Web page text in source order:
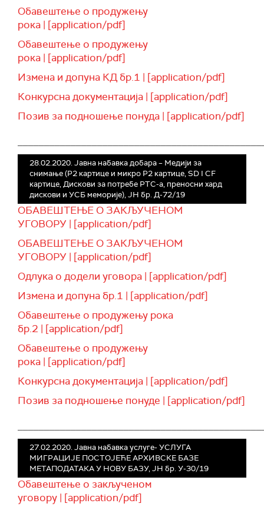
Обавештење о продужењу
рока | [application/pdf]
Обавештење о продужењу
рока | [application/pdf]
Измена и допуна КД бр.1 | [application/pdf]
Конкурсна документација | [application/pdf]
Позив за подношење понуда | [application/pdf]
28.02.2020. Јавна набавка добара – Медији за
снимање (Р2 картице и микро Р2 картице, SD I CF
картице, Дискови за потребе РТС-а, преносни хард
дискови и УСБ меморије), ЈН бр. Д-72/19
ОБАВЕШТЕЊЕ О ЗАКЉУЧЕНОМ
УГОВОРУ | [application/pdf]
ОБАВЕШТЕЊЕ О ЗАКЉУЧЕНОМ
УГОВОРУ | [application/pdf]
Одлука о додели уговора | [application/pdf]
Измена и допуна бр.1 | [application/pdf]
Обавештење о продужењу рока
бр.2 | [application/pdf]
Обавештење о продужењу
рока | [application/pdf]
Конкурсна документација | [application/pdf]
Позив за подношење понуде | [application/pdf]
27.02.2020. Јавна набавка услуге- УСЛУГА
МИГРАЦИЈЕ ПОСТОЈЕЋЕ АРХИВСКЕ БАЗЕ
МЕТАПОДАТАКА У НОВУ БАЗУ, ЈН бр. У-30/19
Обавештење о закљученом
уговору | [application/pdf]